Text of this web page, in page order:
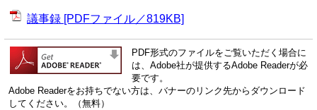
議事録 [PDFファイル／819KB]
PDF形式のファイルをご覧いただく場合に
は、Adobe社が提供するAdobe Readerが必
要です。
Adobe Readerをお持ちでない方は、バナーのリンク先からダウンロード
してください。（無料）